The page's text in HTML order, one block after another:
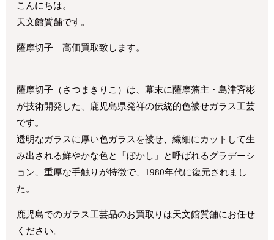
こんにちは。
天文館質舗です。
薩摩切子 高価買取致します。
薩摩切子（さつまきりこ）は、幕末に薩摩藩主・島津斉彬
が技術開発した、鹿児島県発祥の伝統的色被せガラス工芸
です。
透明なガラスに厚い色ガラスを被せ、繊細にカットして生
み出される鮮やかな色と「ぼかし」と呼ばれるグラデーシ
ョン、重厚な手触りが特徴で、1980年代に復元されまし
た。
鹿児島でのガラス工芸品のお買取りは天文館質舗にお任せ
ください。